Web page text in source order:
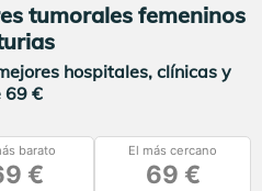
tumorales femeninos
hospitales, clínicas y
69 €
barato
€
El más cercano
69 €